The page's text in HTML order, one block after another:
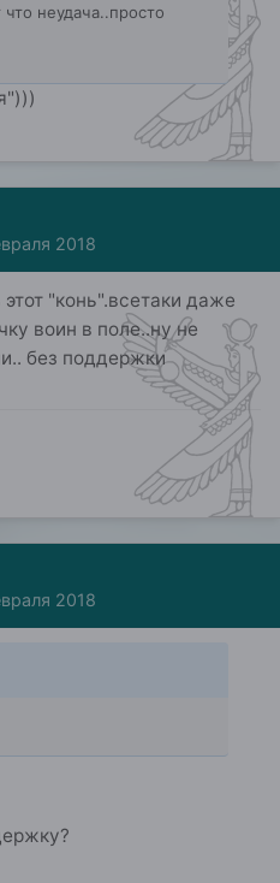
неудача..просто
2018
"конь".всетаки даже
воин в поле..ну не
без поддержки
2018